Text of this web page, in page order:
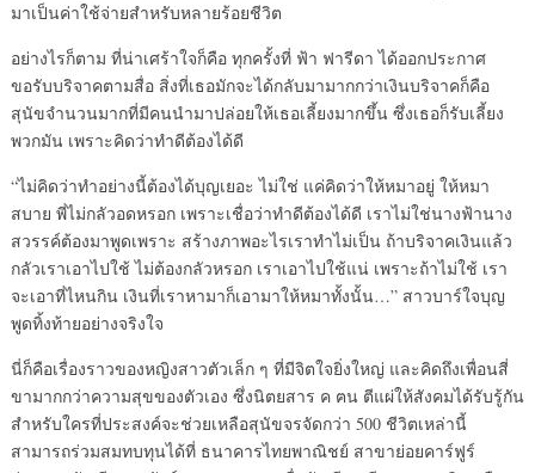
มาเป็นค่าใช้จ่ายสำหรับหลายร้อยชีวิต
อย่างไรก็ตาม ที่น่าเศร้าใจก็คือ ทุกครั้งที่ ฟ้า ฟารีดา ได้ออกประกาศ
ขอรับบริจาคตามสื่อ สิ่งที่เธอมักจะได้กลับมามากกว่าเงินบริจาคก็คือ
สุนัขจำนวนมากที่มีคนนำมาปล่อยให้เธอเลี้ยงมากขึ้น ซึ่งเธอก็รับเลี้ยง
พวกมัน เพราะคิดว่าทำดีต้องได้ดี
“ไม่คิดว่าทำอย่างนี้ต้องได้บุญเยอะ ไม่ใช่ แค่คิดว่าให้หมาอยู่ ให้หมา
สบาย พี่ไม่กลัวอดหรอก เพราะเชื่อว่าทำดีต้องได้ดี เราไม่ใช่นางฟ้านาง
สวรรค์ต้องมาพูดเพราะ สร้างภาพอะไรเราทำไม่เป็น ถ้าบริจาคเงินแล้ว
กลัวเราเอาไปใช้ ไม่ต้องกลัวหรอก เราเอาไปใช้แน่ เพราะถ้าไม่ใช้ เรา
จะเอาที่ไหนกิน เงินที่เราหามาก็เอามาให้หมาทั้งนั้น…” สาวบาร์ใจบุญ
พูดทิ้งท้ายอย่างจริงใจ
นี่ก็คือเรื่องราวของหญิงสาวตัวเล็ก ๆ ที่มีจิตใจยิ่งใหญ่ และคิดถึงเพื่อนสี่
ขามากกว่าความสุขของตัวเอง ซึ่งนิตยสาร ค ฅน ตีแผ่ให้สังคมได้รับรู้กัน
สำหรับใครที่ประสงค์จะช่วยเหลือสุนัขจรจัดกว่า 500 ชีวิตเหล่านี้
สามารถร่วมสมทบทุนได้ที่ ธนาคารไทยพาณิชย์ สาขาย่อยคาร์ฟูร์